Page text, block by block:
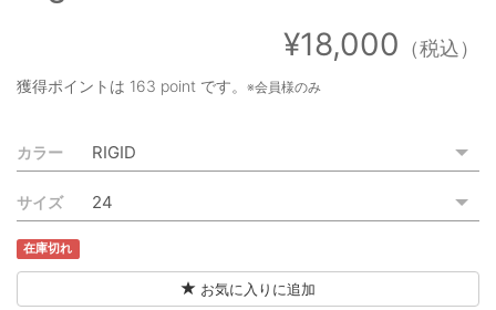
特定商取引法に基づく表記
¥18,000 （税込）
獲得ポイントは 163 point です。 ※会員様のみ
カラー
サイズ
在庫切れ
お気に入りに追加